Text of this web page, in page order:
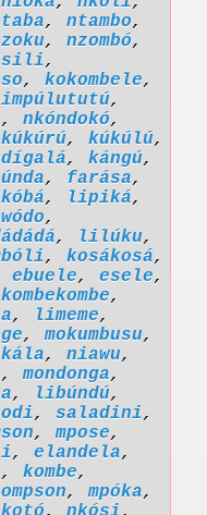
, ntambo,
, nzombó,
sili,
, kokombele,
,
, nkóndokó,
kúkúrú, kúkúlú,
dígalá, kángú,
, farása,
, lipiká,
,
, lilúku,
, kosákosá,
ebuele, esele,
kombekombe,
, limeme,
,mokumbusu,
, niawu,
,mondonga,
, libúndú,
, saladini,
,mpose,
, elandela,
, kombe,
,mpóka,